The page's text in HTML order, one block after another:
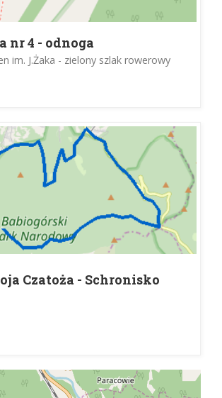
nr 4 - odnoga
im. J.Żaka - zielony szlak rowerowy
Czatoża - Schronisko
Markowe Szczawiny